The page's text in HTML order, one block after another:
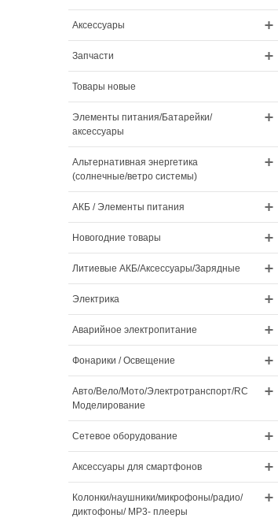
Аксессуары
Запчасти
Товары новые
Элементы питания/Батарейки/
аксессуары
Альтернативная энергетика
(солнечные/ветро системы)
АКБ / Элементы питания
Новогодние товары
Литиевые АКБ/Аксессуары/Зарядные
Электрика
Аварийное электропитание
Фонарики / Освещение
Авто/Вело/Мото/Электротранспорт/RC
Моделирование
Сетевое оборудование
Аксессуары для смартфонов
Колонки/наушники/микрофоны/радио/
диктофоны/ MP3- плееры